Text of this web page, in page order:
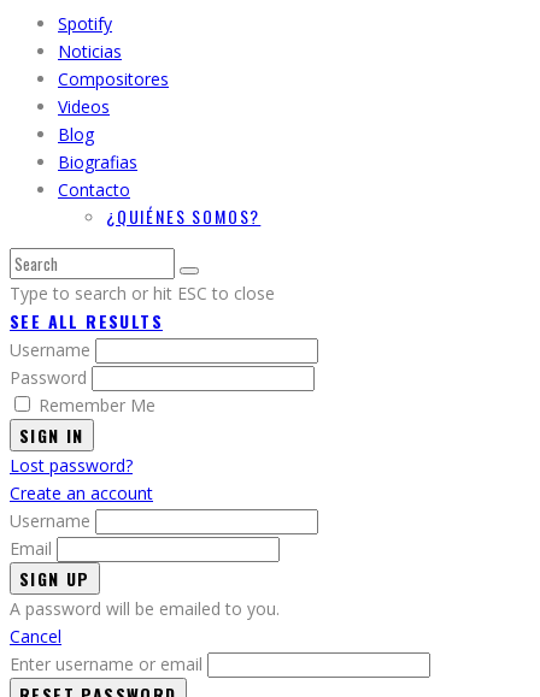
Spotify
Noticias
Compositores
Videos
Blog
Biografias
Contacto
¿QUIÉNES SOMOS?
Type to search or hit ESC to close
SEE ALL RESULTS
Username
Password
Remember Me
SIGN IN
Lost password?
Create an account
Username
Email
A password will be emailed to you.
Cancel
Enter username or email